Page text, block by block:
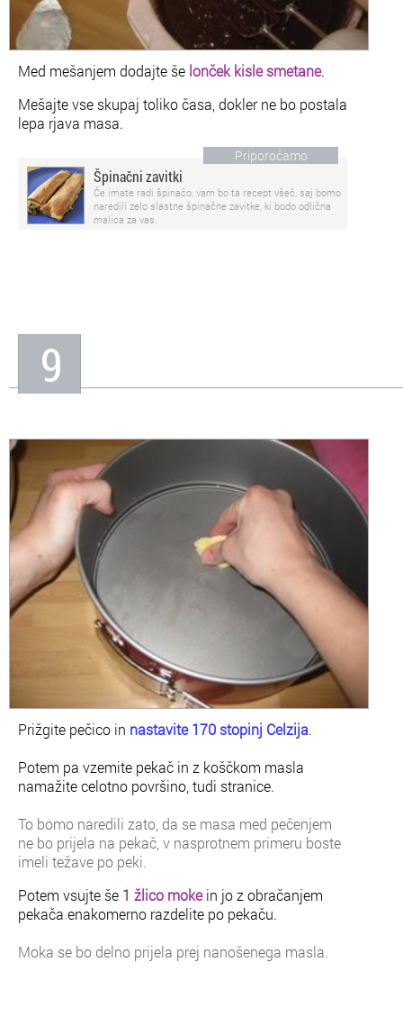
Med mešanjem dodajte še lonček kisle smetane.
Mešajte vse skupaj toliko časa, dokler ne bo postala
lepa rjava masa.
Priporočamo
Špinačni zavitki
Če imate radi špinačo, vam bo ta recept všeč, saj bomo
naredili zelo slastne špinačne zavitke, ki bodo odlična
malica za vas.
9
Prižgite pečico in nastavite 170 stopinj Celzija.
Potem pa vzemite pekač in z koščkom masla
namažite celotno površino, tudi stranice.
To bomo naredili zato, da se masa med pečenjem
ne bo prijela na pekač, v nasprotnem primeru boste
imeli težave po peki.
Potem vsujte še 1 žlico mokein jo z obračanjem
pekača enakomerno razdelite po pekaču.
Moka se bo delno prijela prej nanošenega masla.